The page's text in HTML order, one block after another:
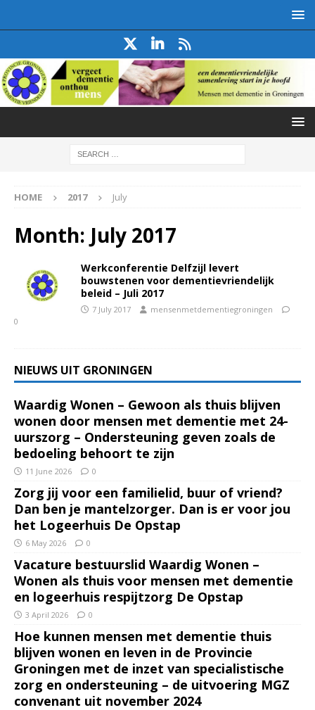
HOME 2017 July
Month: July 2017
Werkconferentie Delfzijl levert
bouwstenen voor dementievriendelijk
beleid – Juli 2017
7 July 2017
mensenmetdementiegroningen
0
NIEUWS UIT GRONINGEN
Waardig Wonen – Gewoon als thuis blijven
wonen door mensen met dementie met 24-
uurszorg – Ondersteuning geven zoals de
bedoeling behoort te zijn
11 June 2026 0
Zorg jij voor een familielid, buur of vriend?
Dan ben je mantelzorger. Dan is er voor jou
het Logeerhuis De Opstap
6 May 2026 0
Vacature bestuurslid Waardig Wonen –
Wonen als thuis voor mensen met dementie
en logeerhuis respijtzorg De Opstap
3 April 2026 0
Hoe kunnen mensen met dementie thuis
blijven wonen en leven in de Provincie
Groningen met de inzet van specialistische
zorg en ondersteuning – de uitvoering MGZ
convenant uit november 2024